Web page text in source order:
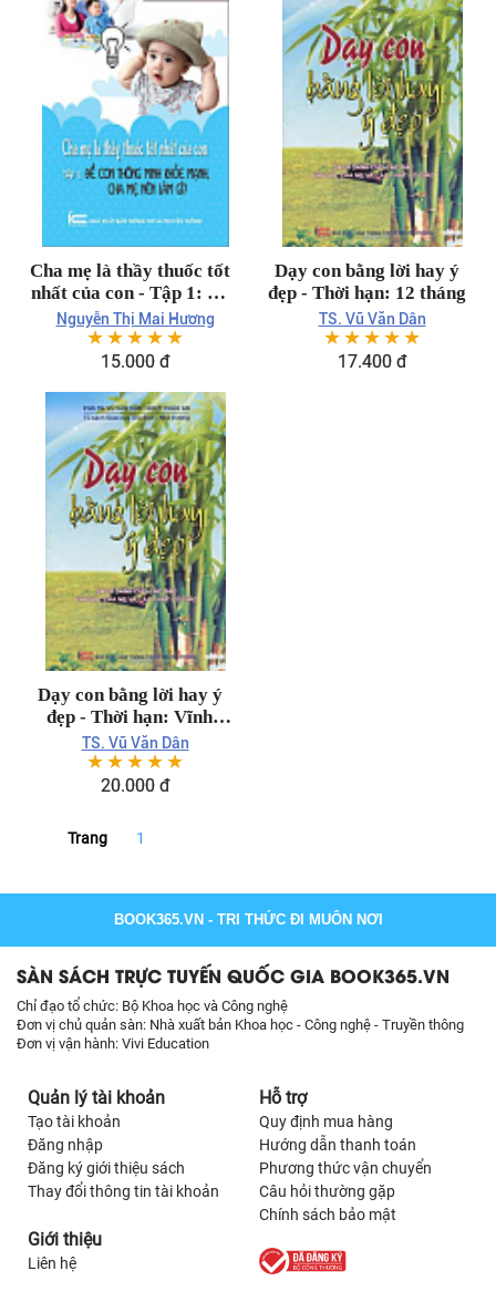
Cha mẹ là thầy thuốc tốt
nhất của con - Tập 1: Để
con thông minh khỏe
mạnh, cha mẹ nên làm
gì? - Thời hạn: Vĩnh viễn
Nguyễn Thị Mai Hương
☆☆☆☆☆
15.000 đ
Dạy con bằng lời hay ý
đẹp - Thời hạn: 12 tháng
TS. Vũ Văn Dân
☆☆☆☆☆
17.400 đ
Dạy con bằng lời hay ý
đẹp - Thời hạn: Vĩnh
viễn
TS. Vũ Văn Dân
☆☆☆☆☆
20.000 đ
Trang 1
BOOK365.VN - TRI THỨC ĐI MUÔN NƠI
SÀN SÁCH TRỰC TUYẾN QUỐC GIA BOOK365.VN
Chỉ đạo tổ chức: Bộ Khoa học và Công nghệ
Đơn vị chủ quản sàn: Nhà xuất bản Khoa học - Công nghệ - Truyền thông
Đơn vị vận hành: Vivi Education
Quản lý tài khoản
Tạo tài khoản
Đăng nhập
Đăng ký giới thiệu sách
Thay đổi thông tin tài khoản
Hỗ trợ
Quy định mua hàng
Hướng dẫn thanh toán
Phương thức vận chuyển
Câu hỏi thường gặp
Chính sách bảo mật
Giới thiệu
Liên hệ